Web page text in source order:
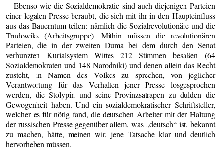
Ebenso wie die Sozialdemokratie sind auch diejenigen Parteien
einer legalen Presse beraubt, die sich mit ihr in den Haupteinfluss
aus das Bauerntum teilen: nämlich die Sozialrevolutionäre und die
Trudowiks (Arbeitsgruppe). Mithin müssen die revolutionären
Parteien, die in der zweiten Duma bei dem durch den Senat
verhunzten Kurialsystem Wittes 212 Stimmen besaßen (64
Sozialdemokraten und 148 Narodniki) und denen allein das Recht
zusteht, in Namen des Volkes zu sprechen, von jeglicher
Verantwortung für das Verhalten jener Presse losgesprochen
werden, die Stolypin und seine Provinzsatrapen zu dulden die
Gewogenheit haben. Und ein sozialdemokratischer Schriftsteller,
welcher es für nötig fand, die deutschen Arbeiter mit der Haltung
der russischen Presse gegenüber allem, was „deutsch“ ist, bekannt
zu machen, hätte, meinen wir, jene Tatsache klar und deutlich
hervorheben müssen.